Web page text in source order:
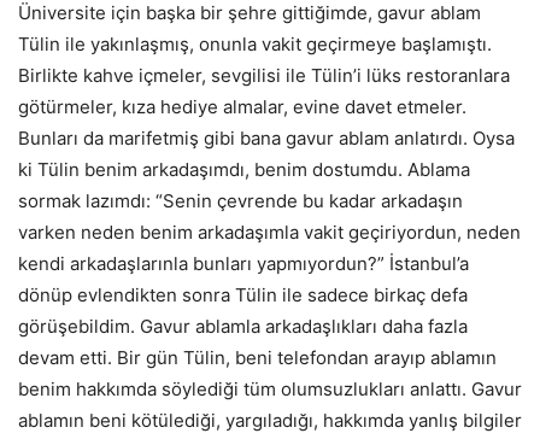
Üniversite için başka bir şehre gittiğimde, gavur ablam
Tülin ile yakınlaşmış, onunla vakit geçirmeye başlamıştı.
Birlikte kahve içmeler, sevgilisi ile Tülin’i lüks restoranlara
götürmeler, kıza hediye almalar, evine davet etmeler.
Bunları da marifetmiş gibi bana gavur ablam anlatırdı. Oysa
ki Tülin benim arkadaşımdı, benim dostumdu. Ablama
sormak lazımdı: “Senin çevrende bu kadar arkadaşın
varken neden benim arkadaşımla vakit geçiriyordun, neden
kendi arkadaşlarınla bunları yapmıyordun?” İstanbul’a
dönüp evlendikten sonra Tülin ile sadece birkaç defa
görüşebildim. Gavur ablamla arkadaşlıkları daha fazla
devam etti. Bir gün Tülin, beni telefondan arayıp ablamın
benim hakkımda söylediği tüm olumsuzlukları anlattı. Gavur
ablamın beni kötülediği, yargıladığı, hakkımda yanlış bilgiler